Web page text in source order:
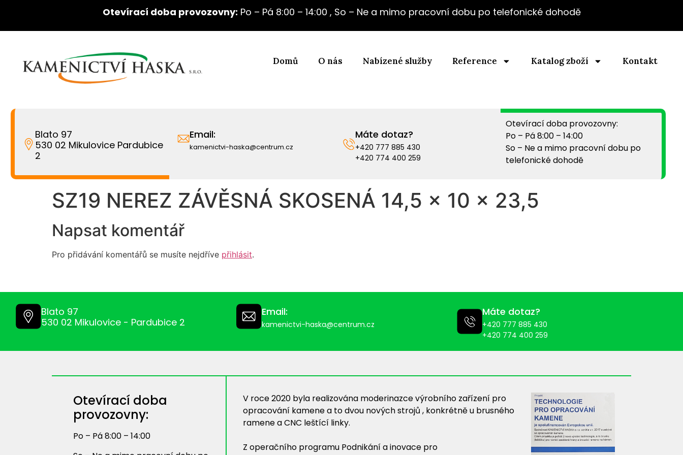
Otevírací doba provozovny: Po – Pá 8:00 – 14:00 , So – Ne a mimo pracovní dobu po telefonické dohodě
Domů O nás Nabízené služby Reference Katalog zboží Kontakt
Blato 97
530 02 Mikulovice Pardubice
2
Email:
kamenictvi-haska@centrum.cz
Máte dotaz?
+420 777 885 430
+420 774 400 259
Otevírací doba provozovny:
Po – Pá 8:00 – 14:00
So – Ne a mimo pracovní dobu po
telefonické dohodě
SZ19 NEREZ ZÁVĚSNÁ SKOSENÁ 14,5 x 10 x 23,5
Napsat komentář
Pro přidávání komentářů se musíte nejdříve přihlásit.
Blato 97
530 02 Mikulovice - Pardubice 2
Email:
kamenictvi-haska@centrum.cz
Máte dotaz?
+420 777 885 430
+420 774 400 259
Otevírací doba
provozovny:
Po – Pá 8:00 – 14:00
V roce 2020 byla realizována moderinazce výrobního zařízení pro
opracování kamene a to dvou nových strojů , konkrétně u brusného
ramene a CNC leštící linky.
Z operačního programu Podnikání a inovace pro